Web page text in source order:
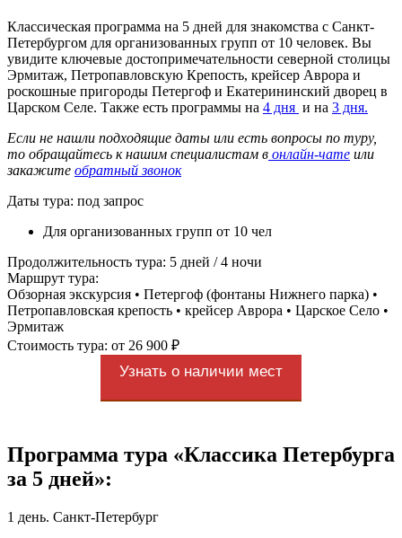
Классическая программа на 5 дней для знакомства с Санкт-
Петербургом для организованных групп от 10 человек. Вы
увидите ключевые достопримечательности северной столицы
Эрмитаж, Петропавловскую Крепость, крейсер Аврора и
роскошные пригороды Петергоф и Екатерининский дворец в
Царском Селе. Также есть программы на 4 дня и на 3 дня.
Если не нашли подходящие даты или есть вопросы по туру,
то обращайтесь к нашим специалистам в онлайн-чате или
закажите обратный звонок
Даты тура: под запрос
Для организованных групп от 10 чел
Продолжительность тура: 5 дней / 4 ночи
Маршрут тура:
Обзорная экскурсия • Петергоф (фонтаны Нижнего парка) •
Петропавловская крепость • крейсер Аврора • Царское Село •
Эрмитаж
Стоимость тура: от 26 900 ₽
Узнать о наличии мест
Программа тура «Классика Петербурга
за 5 дней»:
1 день. Санкт-Петербург